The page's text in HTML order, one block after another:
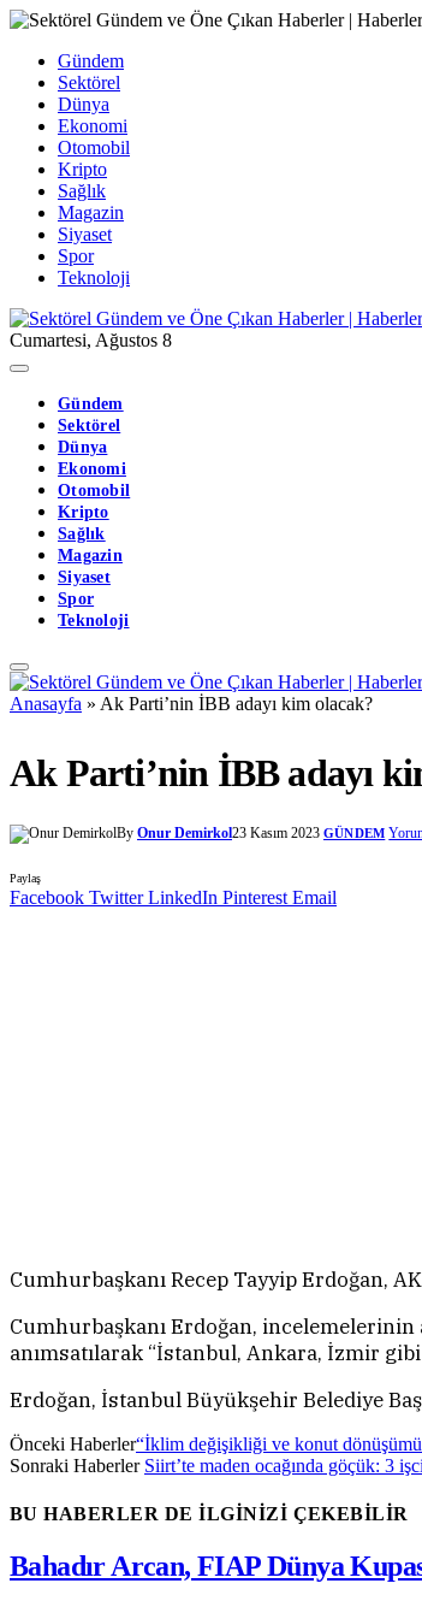
Gündem
Sektörel
Dünya
Ekonomi
Otomobil
Kripto
Sağlık
Magazin
Siyaset
Spor
Teknoloji
Cumartesi, Ağustos 8
Gündem
Sektörel
Dünya
Ekonomi
Otomobil
Kripto
Sağlık
Magazin
Siyaset
Spor
Teknoloji
Anasayfa » Ak Parti’nin İBB adayı kim olacak?
Ak Parti’nin İBB adayı
By Onur Demirkol23 Kasım 2023 GÜNDEM
Paylaş
Facebook Twitter LinkedIn Pinterest Email
Cumhurbaşkanı Recep Tayyip Erdoğan,
Cumhurbaşkanı Erdoğan, incelemelerinin
anımsatılarak “İstanbul, Ankara, İzmir gibi
Erdoğan, İstanbul Büyükşehir Belediye
Önceki Haberler“İklim değişikliği ve konut
Sonraki Haberler Siirt’te maden ocağında göçük: 3
BU HABERLER DE İLGİNİZİ ÇEKEBİLİR
Bahadır Arcan, FIAP Dünya